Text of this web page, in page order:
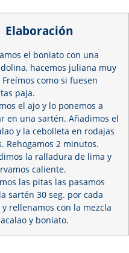
Elaboración
el boniato con una
hacemos juliana muy
como si fuesen
paja.
el ajo y lo ponemos a
en una sartén. Añadimos el
y la cebolleta en rodajas
Rehogamos 2 minutos.
la ralladura de lima y
caliente.
las pitas las pasamos
sartén 30 seg. por cada
y rellenamos con la mezcla
y boniato.